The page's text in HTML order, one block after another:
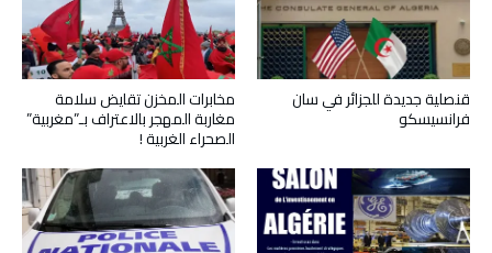
مخابرات المخزن تقايض سلامة
مغاربة المهجر بالاعتراف بـ”مغربية”
الصحراء الغربية !
قنصلية جديدة للجزائر في سان
فرانسيسكو